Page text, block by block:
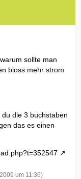
sollte man
bloss mehr strom
die 3 buchstaben
das es einen
um 11:36)